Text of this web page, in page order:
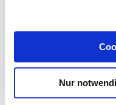
Nur
© Quest AG,
tga-planung